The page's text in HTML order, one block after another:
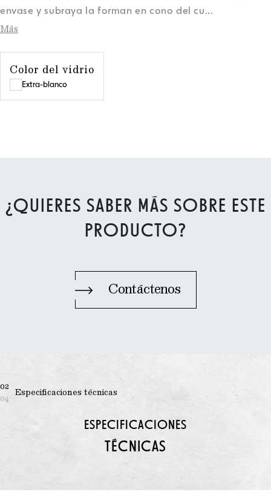
envase y subraya la forman en cono del cu...
Más
Color del vidrio
Extra-blanco
¿QUIERES SABER MÁS SOBRE ESTE
PRODUCTO?
Contáctenos
02
04
Especificaciones técnicas
ESPECIFICACIONES
TÉCNICAS